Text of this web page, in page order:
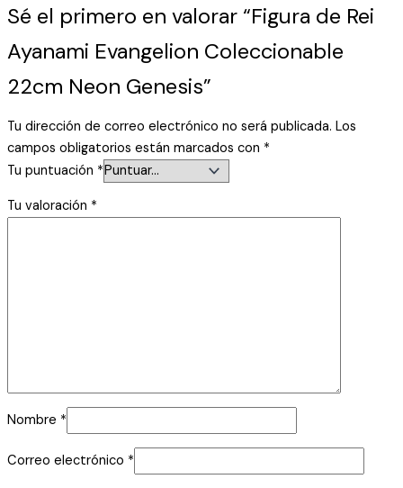
Sé el primero en valorar “Figura de Rei
Ayanami Evangelion Coleccionable
22cm Neon Genesis”
Tu dirección de correo electrónico no será publicada. Los
campos obligatorios están marcados con *
Tu puntuación *
Tu valoración *
Nombre *
Correo electrónico *